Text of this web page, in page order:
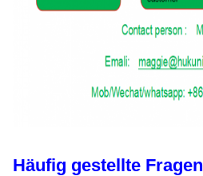
Häufig gestellte Fragen